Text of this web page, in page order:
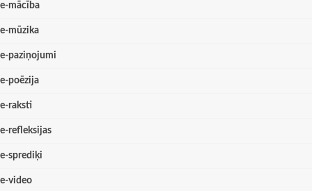
e-mācība
e-mūzika
e-paziņojumi
e-poēzija
e-raksti
e-refleksijas
e-sprediķi
e-video